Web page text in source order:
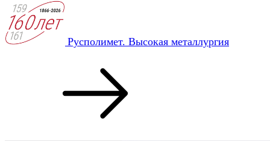
Русполимет. Высокая металлургия